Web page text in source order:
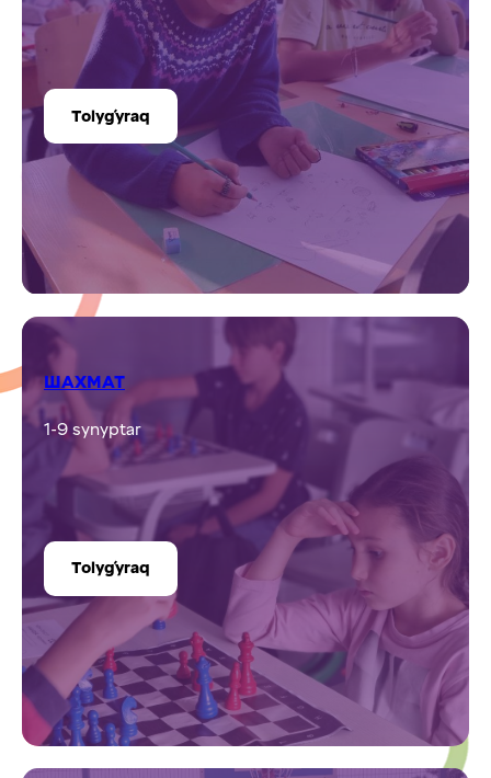
ҮЙІРМЕЛЕР ТІЗІМІ
ТАРИХИ РЕКОНСТРУКЦИЯ КЛУБЫ
4-9 synyptar
Tolyǵyraq
КЕРАМИКА ШЕБЕРХАНАСЫ
2-9 synyptar